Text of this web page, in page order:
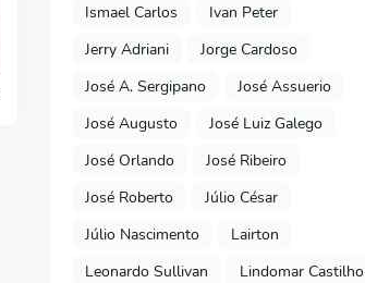
Ismael Carlos
Ivan Peter
Jerry Adriani
Jorge Cardoso
José A. Sergipano
José Assuerio
José Augusto
José Luiz Galego
José Orlando
José Ribeiro
José Roberto
Júlio César
Júlio Nascimento
Lairton
Leonardo Sullivan
Lindomar Castilho